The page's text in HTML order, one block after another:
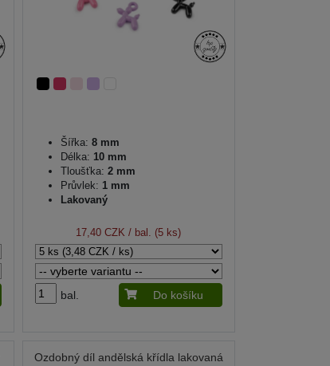
Šířka: 8 mm
Délka: 10 mm
Tloušťka: 2 mm
Průvlek: 1 mm
Lakovaný
17,40 CZK / bal. (5 ks)
bal. Do košíku
Ozdobný díl andělská křídla lakovaná